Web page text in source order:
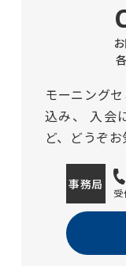
モーニング
込み、
入会
ど、どうぞ
事務局
受